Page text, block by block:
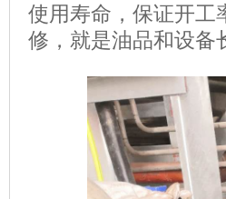
使用寿命，保证开工
修，就是油品和设备